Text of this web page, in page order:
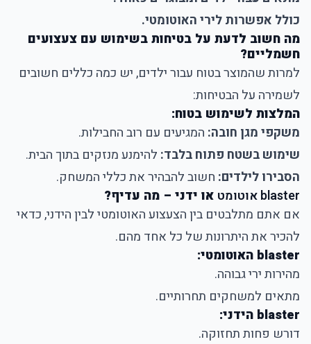
כולל אפשרות לירי האוטומטי.
מה חשוב לדעת על בטיחות בשימוש עם צעצועים
חשמליים?
למרות שהמוצר בטוח עבור ילדים, יש כמה כללים חשובים
לשמירה על הבטיחות:
המלצות לשימוש בטוח:
משקפי מגן חובה: המגיעים עם רוב החבילות.
שימוש בשטח פתוח בלבד: להימנע מנזקים בתוך הבית.
הסבירו לילדים: חשוב להבהיר את כללי המשחק.
blaster אוטומט
או ידני – מה עדיף?
אם אתם מתלבטים בין הצעצוע האוטומטי לבין הידני, כדאי
להכיר את היתרונות של כל אחד מהם.
blaster האוטומטי:
מהירות ירי גבוהה.
מתאים למשחקים תחרותיים.
blaster הידני:
דורש פחות תחזוקה.